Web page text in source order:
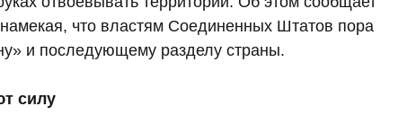
что властям Соединенных Штатов пора
и последующему разделу страны.
силу